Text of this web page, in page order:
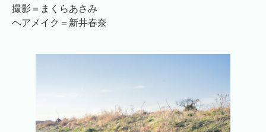
撮影＝まくらあさみ
ヘアメイク＝新井春奈